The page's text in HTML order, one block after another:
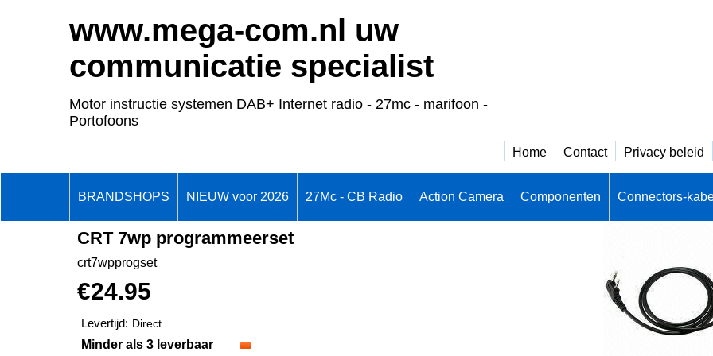
www.mega-com.nl uw
communicatie specialist
Motor instructie systemen DAB+ Internet radio - 27mc - marifoon -
Portofoons
Home Contact Privacy beleid
BRANDSHOPS NIEUW voor 2026 27Mc - CB Radio Action Camera Componenten Connectors-
CRT 7wp programmeerset
crt7wpprogset
€24.95
Levertijd: Direct
Minder als 3 leverbaar